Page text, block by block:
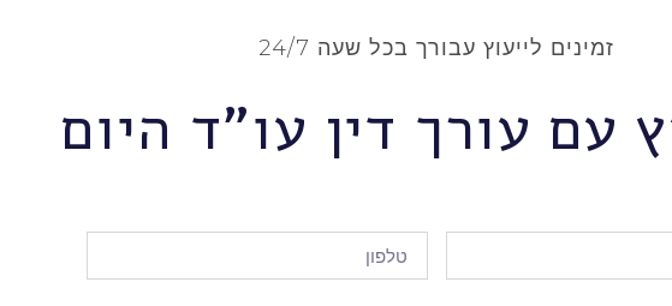
זמינים לייעוץ עבורך בכל שעה 24/7
עם עורך דין עו"ד היום